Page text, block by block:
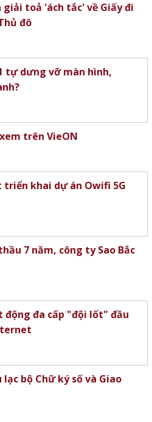
giải toả 'ách tắc' về Giấy đi
đô
tự dưng vỡ màn hình,
trên VieON
triển khai dự án Owifi 5G
7 năm, công ty Sao Bắc
động đa cấp "đội lốt" đầu
bộ Chữ ký số và Giao